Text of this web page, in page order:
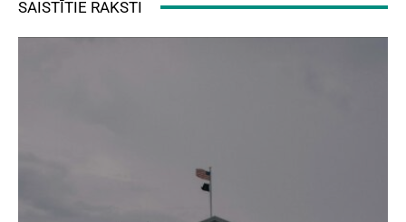
SAISTĪTIE RAKSTI